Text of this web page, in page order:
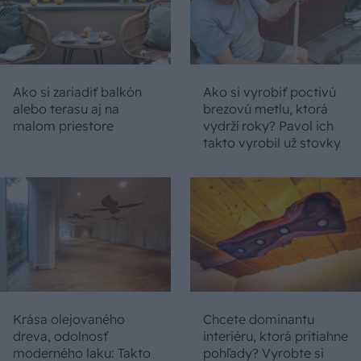
Ako si zariadiť balkón
alebo terasu aj na
malom priestore
Ako si vyrobiť poctivú
brezovú metlu, ktorá
vydrží roky? Pavol ich
takto vyrobil už stovky
Krása olejovaného
dreva, odolnosť
moderného laku: Takto
Chcete dominantu
interiéru, ktorá pritiahne
pohľady? Vyrobte si